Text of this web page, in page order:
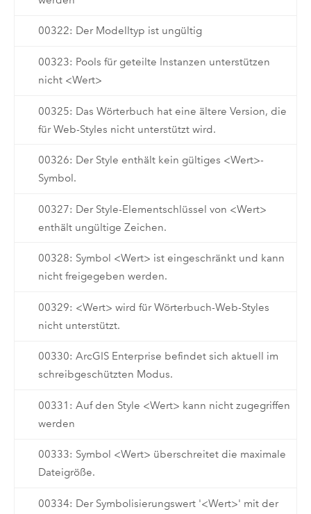
00322: Der Modelltyp ist ungültig
00323: Pools für geteilte Instanzen unterstützen
nicht <Wert>
00325: Das Wörterbuch hat eine ältere Version, die
für Web-Styles nicht unterstützt wird.
00326: Der Style enthält kein gültiges <Wert>-
Symbol.
00327: Der Style-Elementschlüssel von <Wert>
enthält ungültige Zeichen.
00328: Symbol <Wert> ist eingeschränkt und kann
nicht freigegeben werden.
00329: <Wert> wird für Wörterbuch-Web-Styles
nicht unterstützt.
00330: ArcGIS Enterprise befindet sich aktuell im
schreibgeschützten Modus.
00331: Auf den Style <Wert> kann nicht zugegriffen
werden
00333: Symbol <Wert> überschreitet die maximale
Dateigröße.
00334: Der Symbolisierungswert '<Wert>' mit der